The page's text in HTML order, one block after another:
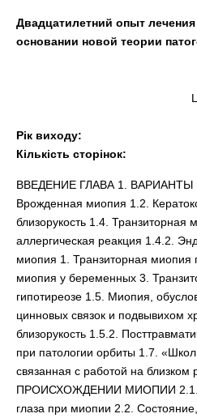
Двадцатилетний опыт
основании новой теории
Рік виходу:
Кількість сторінок:
ВВЕДЕНИЕ ГЛАВА 1. ВАРИАНТЫ
Врожденная миопия 1.2.
близорукость 1.4. Транзиторная
аллергическая реакция 1.4.2.
миопия 1. Транзиторная миопия
миопия у беременных 3.
гипотиреозе 1.5. Миопия,
цинновых связок и подвывихом
близорукость 1.5.2.
при патологии орбиты 1.7.
связанная с работой на
ПРОИСХОЖДЕНИИ МИОПИИ 2.1.
глаза при миопии 2.2.